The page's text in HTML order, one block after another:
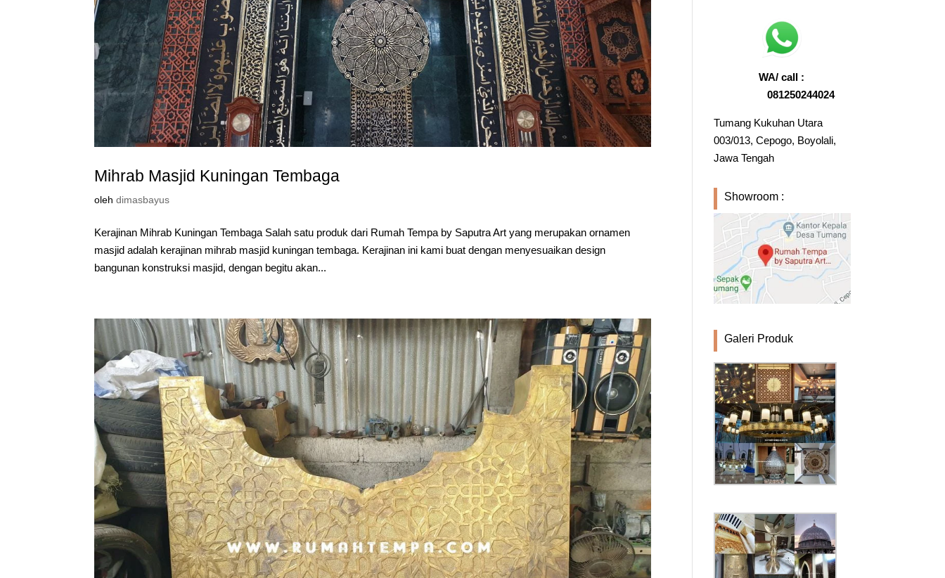
Mihrab Masjid Kuningan Tembaga
olehdimasbayus
Kerajinan Mihrab Kuningan Tembaga Salah satu produk dari Rumah Tempa by Saputra Art yang merupakan ornamen
masjid adalah kerajinan mihrab masjid kuningan tembaga. Kerajinan ini kami buat dengan menyesuaikan design
bangunan konstruksi masjid, dengan begitu akan...
WA/ call :
081250244024
Tumang Kukuhan Utara
003/013, Cepogo, Boyolali,
Jawa Tengah
Showroom :
Galeri Produk